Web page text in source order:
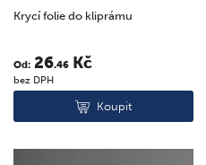
Krycí folie do kliprámu
Od: 26.46 Kč
bez DPH
Koupit